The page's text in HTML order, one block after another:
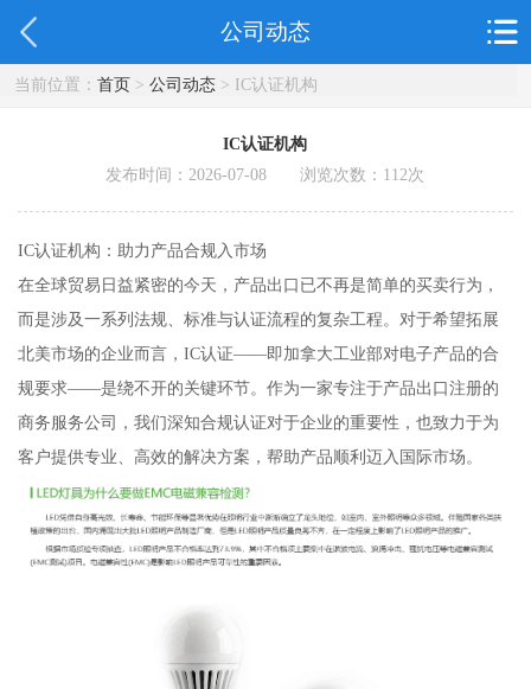
公司动态
当前位置： 首页> 公司动态> IC认证机构
IC认证机构
发布时间：2026-07-08 浏览次数： 112次
IC认证机构：助力产品合规入市场
在全球贸易日益紧密的今天，产品出口已不再是简单的买卖行为，
而是涉及一系列法规、标准与认证流程的复杂工程。对于希望拓展
北美市场的企业而言，IC认证——即加拿大工业部对电子产品的合
规要求——是绕不开的关键环节。作为一家专注于产品出口注册的
商务服务公司，我们深知合规认证对于企业的重要性，也致力于为
客户提供专业、高效的解决方案，帮助产品顺利迈入国际市场。